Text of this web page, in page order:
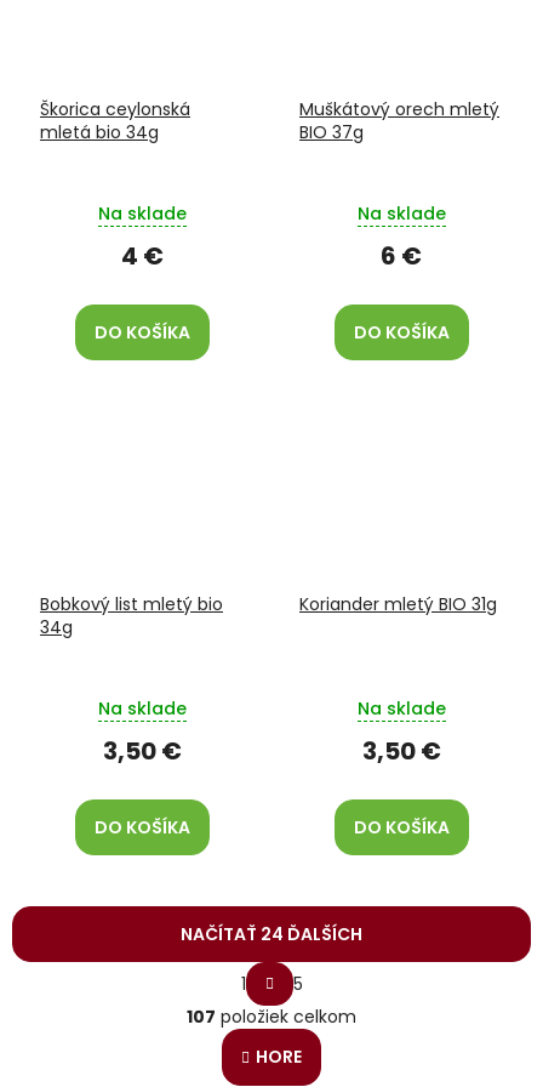
Škorica ceylonská
mletá bio 34g
Na sklade
4 €
DO KOŠÍKA
Muškátový orech mletý
BIO 37g
Na sklade
6 €
DO KOŠÍKA
Bobkový list mletý bio
34g
Na sklade
3,50 €
DO KOŠÍKA
Koriander mletý BIO 31g
Na sklade
3,50 €
DO KOŠÍKA
O
v
l
NAČÍTAŤ 24 ĎALŠÍCH
S
t
r
á
n
1
5
107 položiek celkom
HORE